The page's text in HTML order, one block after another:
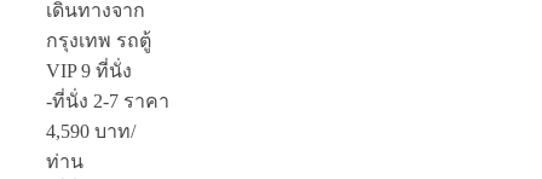
เดินทางจาก
กรุงเทพ รถตู้
VIP 9 ที่นั่ง
-ที่นั่ง 2-7 ราคา
4,590 บาท/
ท่าน